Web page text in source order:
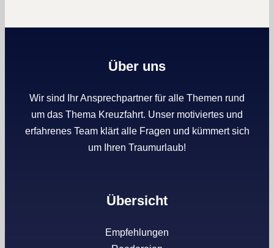
Über uns
Wir sind Ihr Ansprechpartner für alle Themen rund
um das Thema Kreuzfahrt. Unser motiviertes und
erfahrenes Team klärt alle Fragen und kümmert sich
um Ihren Traumurlaub!
Übersicht
Empfehlungen